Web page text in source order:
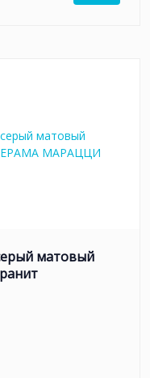
матовый